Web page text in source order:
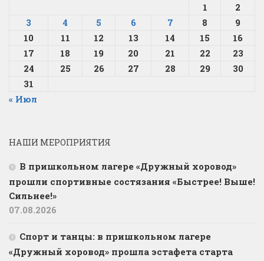
1
2
3
4 5 6 7 8
9
10
11 12 13 14 15
16
17
18 19 20 21 22
23
24
25 26 27 28 29
30
31
« Июл
НАШИ МЕРОПРИЯТИЯ
В пришкольном лагере «Дружный хоровод»
прошли спортивные состязания «Быстрее! Выше!
Сильнее!»
07.08.2026
Спорт и танцы: в пришкольном лагере
«Дружный хоровод» прошла эстафета старта